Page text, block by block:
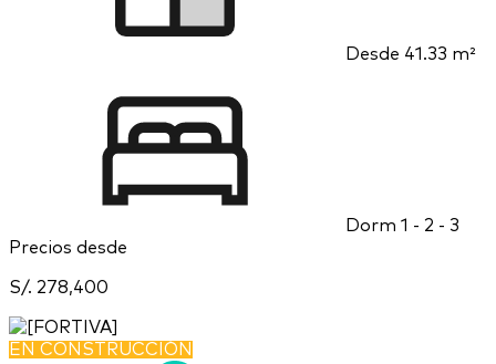
Desde 41.33 m²
Dorm 1 - 2 - 3
Precios desde
S/. 278,400
EN CONSTRUCCIÓN